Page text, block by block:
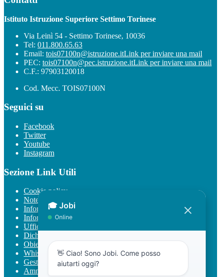
Istituto Istruzione Superiore Settimo Torinese
Via Leinì 54 - Settimo Torinese, 10036
Tel: 011.800.65.63
Email: tois07100n@istruzione.itLink per inviare una mail
PEC: tois07100n@pec.istruzione.itLink per inviare una mail
C.F.: 97903120018
Cod. Mecc. TOIS07100N
Seguici su
Facebook
Twitter
Youtube
Instagram
Sezione Link Utili
Cookie policy
Note legali
Informativa Privacy
Informativa Privacy chatbot Jobi
Ufficio Relazioni con il Pubblico
Dichiarazione di accessibilità
Obiettivi di accessibilità
Whistleblowing
Gestione consensi cookie
Amministrazione trasparente